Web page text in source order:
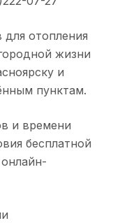
отопления
жизни
и
пунктам.
и времени
бесплатной